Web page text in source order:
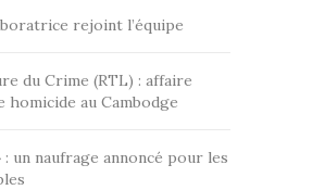
rejoint l’équipe
du Crime (RTL) : affaire
homicide au Cambodge
: un naufrage annoncé pour les